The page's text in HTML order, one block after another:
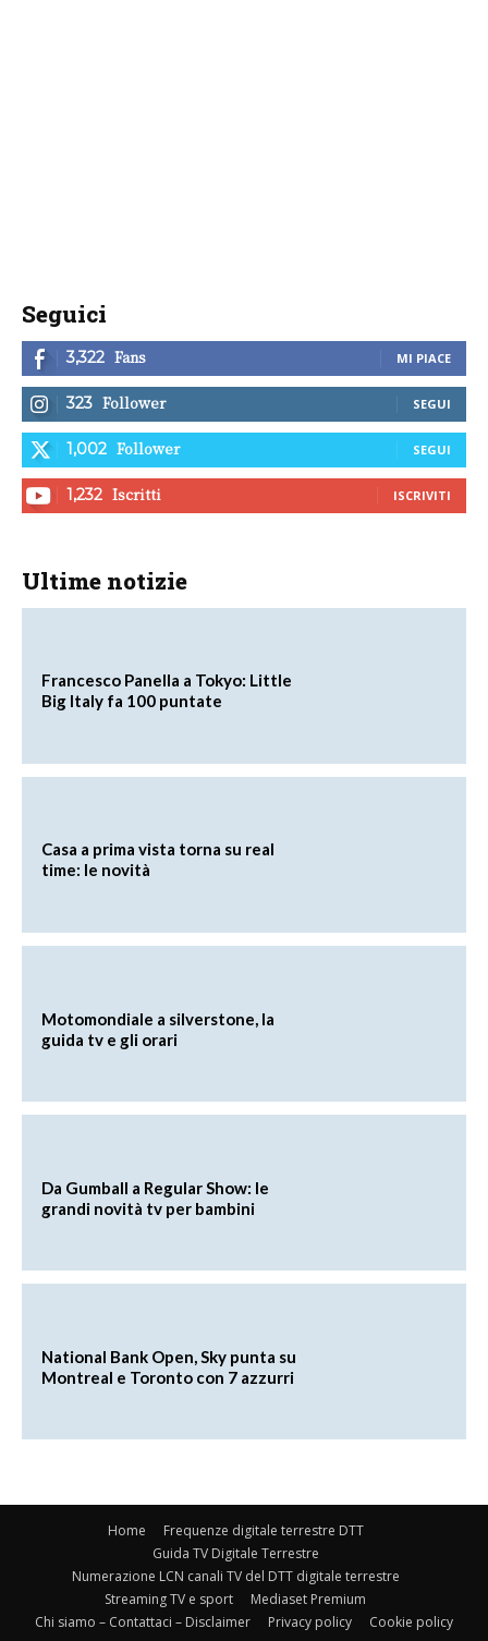
Seguici
3,322 Fans MI PIACE
323 Follower SEGUI
1,002 Follower SEGUI
1,232 Iscritti ISCRIVITI
Ultime notizie
Francesco Panella a Tokyo: Little
Big Italy fa 100 puntate
Casa a prima vista torna su real
time: le novità
Motomondiale a silverstone, la
guida tv e gli orari
Da Gumball a Regular Show: le
grandi novità tv per bambini
National Bank Open, Sky punta su
Montreal e Toronto con 7 azzurri
Home
Frequenze digitale terrestre DTT
Guida TV Digitale Terrestre
Numerazione LCN canali TV del DTT digitale terrestre
Streaming TV e sport
Mediaset Premium
Chi siamo – Contattaci – Disclaimer
Privacy policy Cookie policy